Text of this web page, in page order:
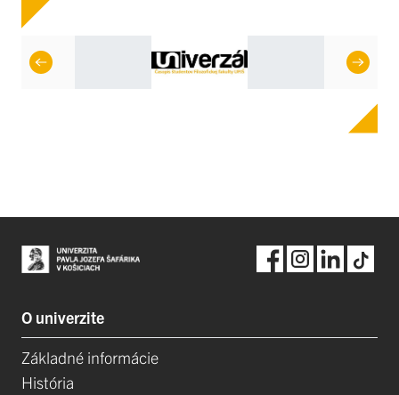
O univerzite
Základné informácie
História